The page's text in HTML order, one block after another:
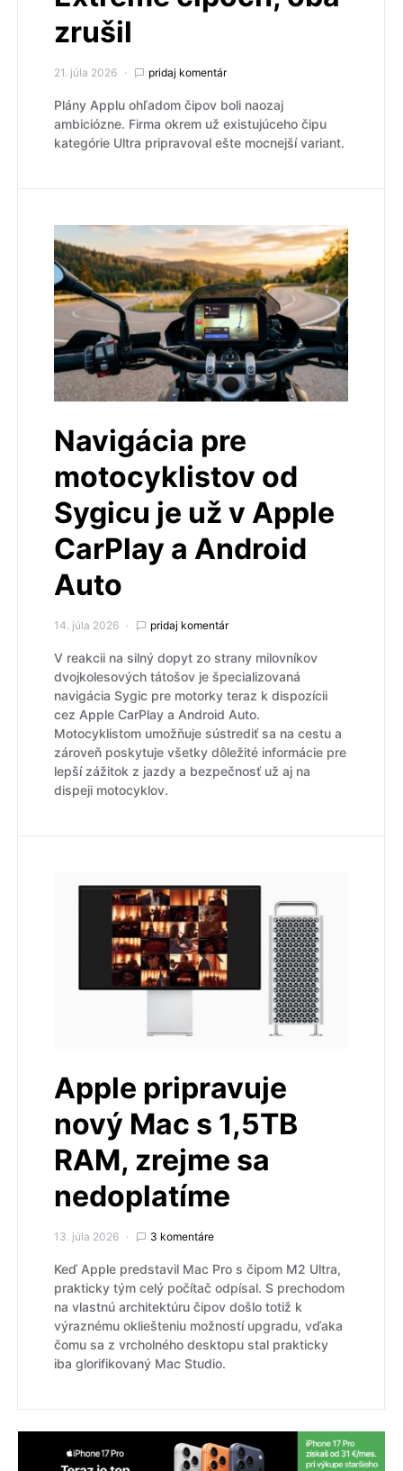
zrušil
21. júla 2026 pridaj komentár
Plány Applu ohľadom čipov boli naozaj
ambiciózne. Firma okrem už existujúceho čipu
kategórie Ultra pripravoval ešte mocnejší variant.
Navigácia pre
motocyklistov od
Sygicu je už v Apple
CarPlay a Android
Auto
14. júla 2026 pridaj komentár
V reakcii na silný dopyt zo strany milovníkov
dvojkolesových tátošov je špecializovaná
navigácia Sygic pre motorky teraz k dispozícii
cez Apple CarPlay a Android Auto.
Motocyklistom umožňuje sústrediť sa na cestu a
zároveň poskytuje všetky dôležité informácie pre
lepší zážitok z jazdy a bezpečnosť už aj na
dispeji motocyklov.
Apple pripravuje
nový Mac s 1,5TB
RAM, zrejme sa
nedoplatíme
13. júla 2026 3 komentáre
Keď Apple predstavil Mac Pro s čipom M2 Ultra,
prakticky tým celý počítač odpísal. S prechodom
na vlastnú architektúru čipov došlo totiž k
výraznému okliešteniu možností upgradu, vďaka
čomu sa z vrcholného desktopu stal prakticky
iba glorifikovaný Mac Studio.